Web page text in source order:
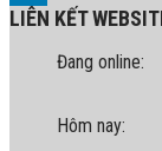
LinkedIn
LIÊN KẾT
Đang online:
Hôm nay: